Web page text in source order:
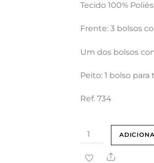
Tecido 100%
Frente: 3 bolsos
Um dos bolsos
Peito: 1 bolso
Ref. 734
Quantidade
de
COLETE Share